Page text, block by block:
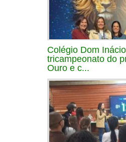
Colégio Dom
tricampeonato do
Ouro e c...